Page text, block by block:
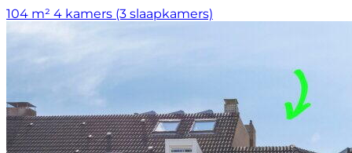
104 m² 4 kamers (3 slaapkamers)